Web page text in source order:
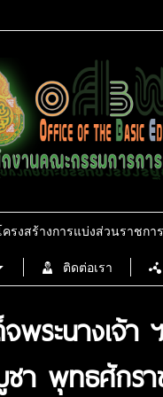
ครงสร้างการแบ่งส่วนราชการ
ติดต่อเรา
พระนางเจ้
ชา พุทธศักร